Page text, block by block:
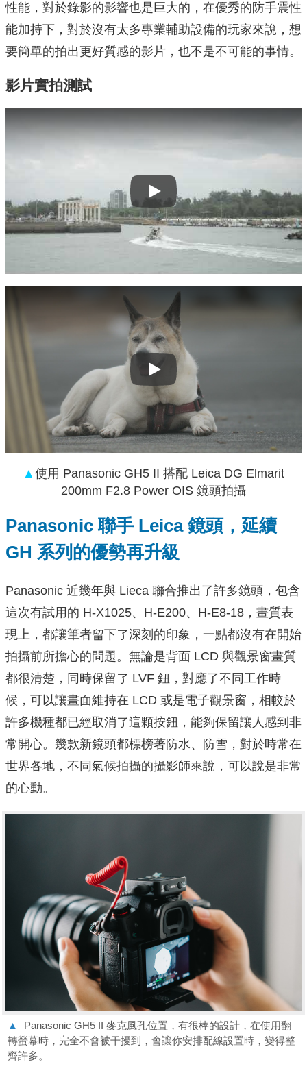
性能，對於錄影的影響也是巨⼤的，在優秀的防⼿震性
能加持下，對於沒有太多專業輔助設備的玩家來說，想
要簡單的拍出更好質感的影片，也不是不可能的事情。
影片實拍測試
Play
Play
▲ 使用 Panasonic GH5 II 搭配 Leica DG Elmarit
200mm F2.8 Power OIS 鏡頭拍攝
Panasonic 聯手 Leica 鏡頭，延續
GH 系列的優勢再升級
Panasonic 近幾年與 Lieca 聯合推出了許多鏡頭，包含
這次有試用的 H-X1025、H-E200、H-E8-18，畫質表
現上，都讓筆者留下了深刻的印象，⼀點都沒有在開始
拍攝前所擔心的問題。無論是背面 LCD 與觀景窗畫質
都很清楚，同時保留了 LVF 鈕，對應了不同工作時
候，可以讓畫⾯維持在 LCD 或是電⼦觀景窗，相較於
許多機種都已經取消了這顆按鈕，能夠保留讓人感到非
常開心。幾款新鏡頭都標榜著防水、防雪，對於時常在
世界各地，不同氣候拍攝的攝影師來說，可以說是非常
的⼼動。
▲
Panasonic GH5 II 麥克風孔位置，有很棒的設計，在使⽤翻
轉螢幕時，完全不會被⼲擾到，會讓你安排配線設置時，變得整
⿑許多。